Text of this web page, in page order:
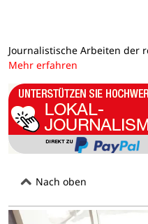
Journalistische Arbeiten der
Mehr erfahren
Nach oben